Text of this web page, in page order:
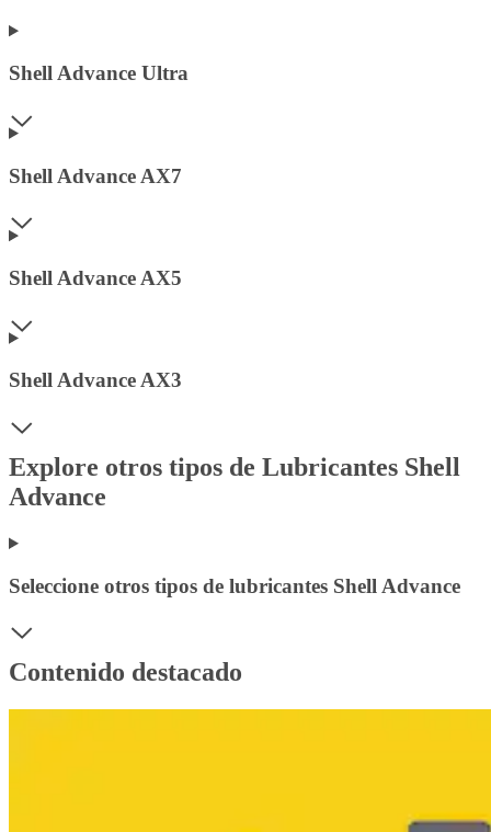
Shell Advance Ultra
Shell Advance AX7
Shell Advance AX5
Shell Advance AX3
Explore otros tipos de Lubricantes Shell
Advance
Seleccione otros tipos de lubricantes Shell Advance
Contenido destacado